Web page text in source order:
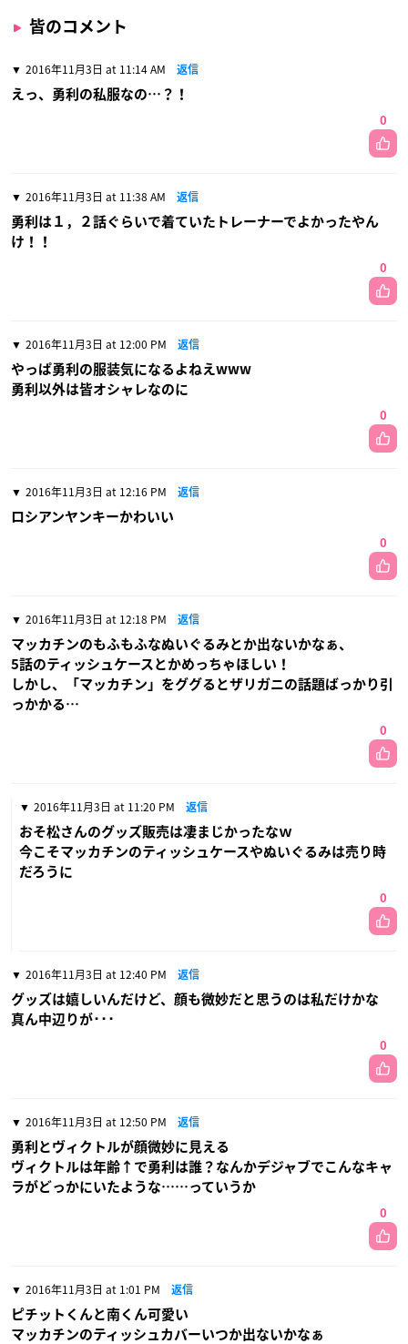
皆のコメント
2016年11月3日 at 11:14 AM 返信
えっ、勇利の私服なの…？！
0
2016年11月3日 at 11:38 AM 返信
勇利は１，２話ぐらいで着ていたトレーナーでよかったやん
け！！
0
2016年11月3日 at 12:00 PM 返信
やっぱ勇利の服装気になるよねえwww
勇利以外は皆オシャレなのに
0
2016年11月3日 at 12:16 PM 返信
ロシアンヤンキーかわいい
0
2016年11月3日 at 12:18 PM 返信
マッカチンのもふもふなぬいぐるみとか出ないかなぁ、
5話のティッシュケースとかめっちゃほしい！
しかし、「マッカチン」をググるとザリガニの話題ばっかり引
っかかる…
0
2016年11月3日 at 11:20 PM 返信
おそ松さんのグッズ販売は凄まじかったなｗ
今こそマッカチンのティッシュケースやぬいぐるみは売り時
だろうに
0
2016年11月3日 at 12:40 PM 返信
グッズは嬉しいんだけど、顔も微妙だと思うのは私だけかな
真ん中辺りが･･･
0
2016年11月3日 at 12:50 PM 返信
勇利とヴィクトルが顔微妙に見える
ヴィクトルは年齢↑で勇利は誰？なんかデジャブでこんなキャ
ラがどっかにいたような……っていうか
0
2016年11月3日 at 1:01 PM 返信
ピチットくんと南くん可愛い
マッカチンのティッシュカバーいつか出ないかなぁ